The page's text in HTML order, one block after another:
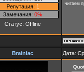
Репутация: 1
Замечания: 0%
Статус: Offline
читаем
Brainiac Дата: